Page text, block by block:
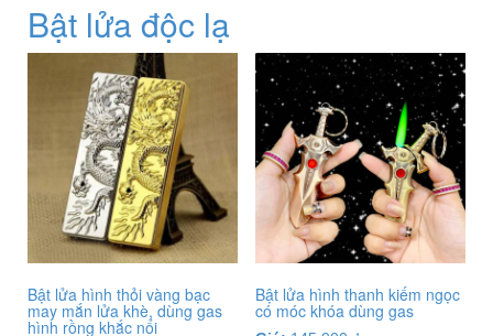
Bật lửa độc lạ
Bật lửa hình thỏi vàng bạc
may mắn lửa khè, dùng gas
hình rồng khắc nổi
Bật lửa hình thanh kiếm ngọc
có móc khóa dùng gas